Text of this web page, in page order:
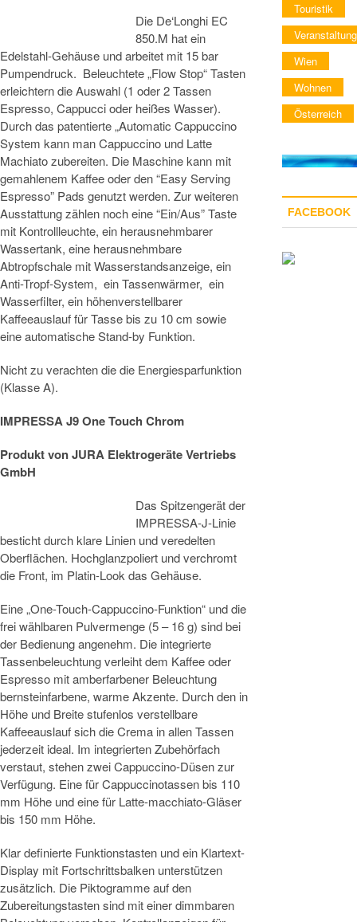
Die De‘Longhi EC
850.M hat ein
Edelstahl-Gehäuse und arbeitet mit 15 bar
Pumpendruck. Beleuchtete „Flow Stop“ Tasten
erleichtern die Auswahl (1 oder 2 Tassen
Espresso, Cappucci oder heißes Wasser).
Durch das patentierte „Automatic Cappuccino
System kann man Cappuccino und Latte
Machiato zubereiten. Die Maschine kann mit
gemahlenem Kaffee oder den “Easy Serving
Espresso” Pads genutzt werden. Zur weiteren
Ausstattung zählen noch eine “Ein/Aus” Taste
mit Kontrollleuchte, ein herausnehmbarer
Wassertank, eine herausnehmbare
Abtropfschale mit Wasserstandsanzeige, ein
Anti-Tropf-System, ein Tassenwärmer, ein
Wasserfilter, ein höhenverstellbarer
Kaffeeauslauf für Tasse bis zu 10 cm sowie
eine automatische Stand-by Funktion.
Nicht zu verachten die die Energiesparfunktion
(Klasse A).
IMPRESSA J9 One Touch Chrom
Produkt vonJURA Elektrogeräte Vertriebs
GmbH
Das Spitzengerät der
IMPRESSA-J-Linie
besticht durch klare Linien und veredelten
Oberflächen. Hochglanzpoliert und verchromt
die Front, im Platin-Look das Gehäuse.
Eine „One-Touch-Cappuccino-Funktion“ und die
frei wählbaren Pulvermenge (5 – 16 g) sind bei
der Bedienung angenehm. Die integrierte
Tassenbeleuchtung verleiht dem Kaffee oder
Espresso mit amberfarbener Beleuchtung
bernsteinfarbene, warme Akzente. Durch den in
Höhe und Breite stufenlos verstellbare
Kaffeeauslauf sich die Crema in allen Tassen
jederzeit ideal. Im integrierten Zubehörfach
verstaut, stehen zwei Cappuccino-Düsen zur
Verfügung. Eine für Cappuccinotassen bis 110
mm Höhe und eine für Latte-macchiato-Gläser
bis 150 mm Höhe.
Klar definierte Funktionstasten und ein Klartext-
Display mit Fortschrittsbalken unterstützen
zusätzlich. Die Piktogramme auf den
Zubereitungstasten sind mit einer dimmbaren
Touristik
Veranstaltung
Wien
Wohnen
Österreich
FACEBOOK